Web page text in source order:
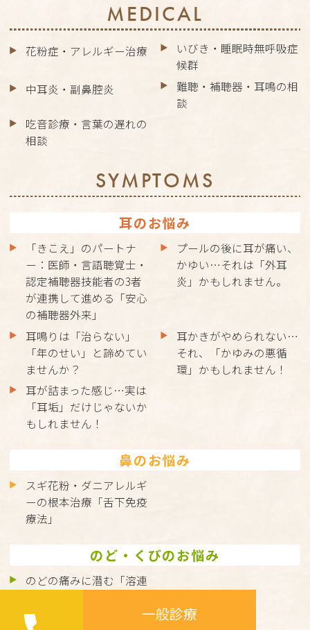
MEDICAL
花粉症・アレルギー治療
いびき・睡眠時無呼吸症
候群
中耳炎・副鼻腔炎
難聴・補聴器・耳鳴の相
談
吃音診療・言葉の遅れの
相談
SYMPTOMS
耳のお悩み
「きこえ」のパートナ
ー：医師・言語聴覚士・
認定補聴器技能者の3者
が連携して進める「安心
の補聴器外来」
プールの後に耳が痛い、
かゆい…それは「外耳
炎」かもしれません。
耳鳴りは「治らない」
「年のせい」と諦めてい
ませんか？
耳かきがやめられない…
それ、「かゆみの悪循
環」かもしれません！
耳が詰まった感じ…実は
「耳垢」だけじゃないか
もしれません！
鼻のお悩み
スギ花粉・ダニアレルギ
ーの根本治療「舌下免疫
療法」
のど・くびのお悩み
のどの痛みに潜む「溶連
理解して、しっかり治し